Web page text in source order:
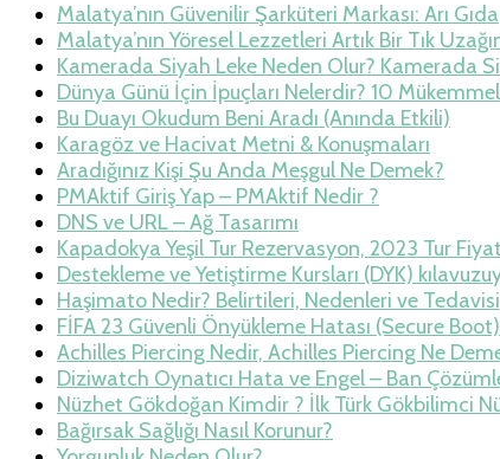
Malatya’nın Güvenilir Şarküteri Markası: Arı Gıda
Malatya’nın Yöresel Lezzetleri Artık Bir Tık
Kamerada Siyah Leke Neden Olur? Kamerada
Dünya Günü İçin İpuçları Nelerdir? 10
Bu Duayı Okudum Beni Aradı (Anında Etkili)
Karagöz ve Hacivat Metni & Konuşmaları
Aradığınız Kişi Şu Anda Meşgul Ne Demek?
PMAktif Giriş Yap – PMAktif Nedir ?
DNS ve URL – Ağ Tasarımı
Kapadokya Yeşil Tur Rezervasyon, 2023 Tur
Destekleme ve Yetiştirme Kursları (DYK)
Haşimato Nedir? Belirtileri, Nedenleri ve Tedavisi
FİFA 23 Güvenli Önyükleme Hatası (Secure
Achilles Piercing Nedir, Achilles Piercing Ne
Diziwatch Oynatıcı Hata ve Engel – Ban
Nüzhet Gökdoğan Kimdir ? İlk Türk Gökbilimci
Bağırsak Sağlığı Nasıl Korunur?